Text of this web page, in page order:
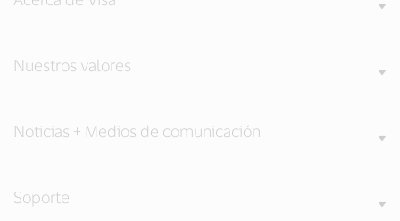
Nuestros valores
Noticias + Medios de comunicación
Soporte